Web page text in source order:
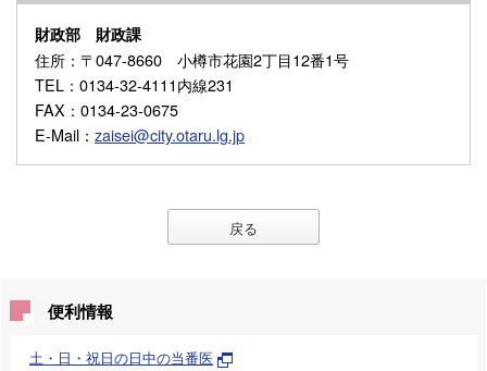
財政部 財政課
住所 ：〒047-8660 小樽市花園2丁目12番1号
TEL ：0134-32-4111内線231
FAX ：0134-23-0675
E-Mail ： zaisei@city.otaru.lg.jp
戻る
便利情報
土・日・祝日の日中の当番医